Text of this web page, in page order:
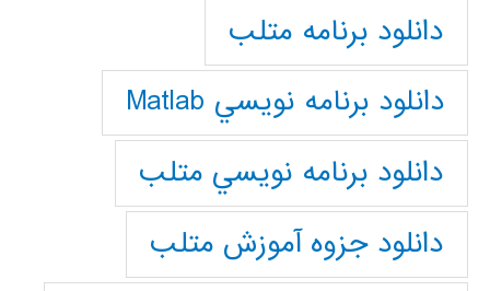
دانلود برنامه متلب
دانلود برنامه نويسي Matlab
دانلود برنامه نويسي متلب
دانلود جزوه آموزش متلب